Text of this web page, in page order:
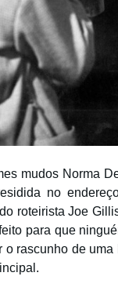
mudos Norma
no
roteirista Joe
para que
o rascunho de